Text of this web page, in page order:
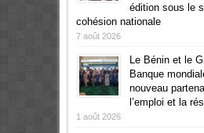
édition sous le
cohésion nationale
7 août 2026
Le Bénin et le
Banque
nouveau
l’emploi et la
1 août 2026